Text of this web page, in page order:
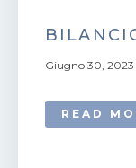
Giugno 30, 2023
READ